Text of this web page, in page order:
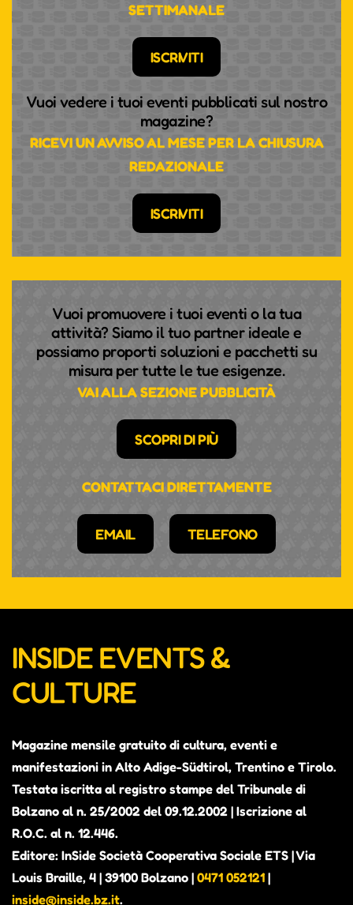
SETTIMANALE
ISCRIVITI
Vuoi vedere i tuoi eventi pubblicati sul nostro
magazine?
RICEVI UN AVVISO AL MESE PER LA CHIUSURA
REDAZIONALE
ISCRIVITI
Vuoi promuovere i tuoi eventi o la tua
attività? Siamo il tuo partner ideale e
possiamo proporti soluzioni e pacchetti su
misura per tutte le tue esigenze.
VAI ALLA SEZIONE PUBBLICITÀ
SCOPRI DI PIÙ
CONTATTACI DIRETTAMENTE
EMAIL TELEFONO
INSIDE EVENTS &
CULTURE
Magazine mensile gratuito di cultura, eventi e
manifestazioni in Alto Adige-Südtirol, Trentino e Tirolo.
Testata iscritta al registro stampe del Tribunale di
Bolzano al n. 25/2002 del 09.12.2002 | Iscrizione al
R.O.C. al n. 12.446.
Editore: InSide Società Cooperativa Sociale ETS | Via
Louis Braille, 4 | 39100 Bolzano | 0471 052121 |
inside@inside.bz.it.